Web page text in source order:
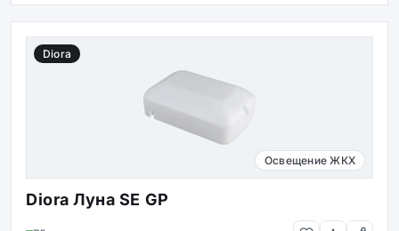
Diora
Освещение ЖКХ
Diora Луна SE GP